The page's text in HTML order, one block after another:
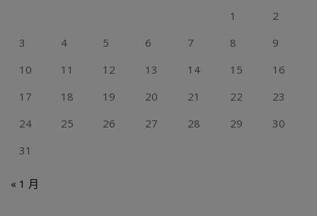
1
2
3
4 5 6 7 8
9
10
11 12 13 14 15
16
17
18 19 20 21 22
23
24
25 26 27 28 29
30
31
« 1 月